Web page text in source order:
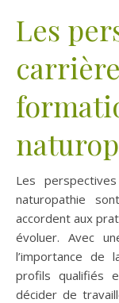
Les
Les
naturopathie
accordent aux
évoluer. Avec
l’importance de
profils qualifiés
décider de